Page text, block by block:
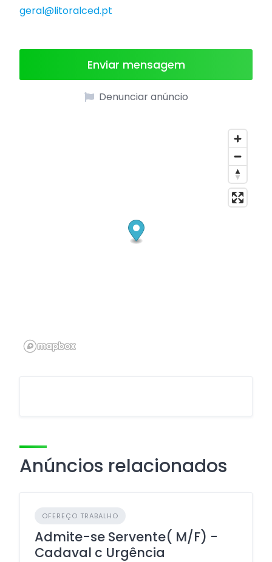
geral@litoralced.pt
Enviar mensagem
Denunciar anúncio
Anúncios relacionados
OFEREÇO TRABALHO
Admite-se Servente( M/F) -
Cadaval c Urgência